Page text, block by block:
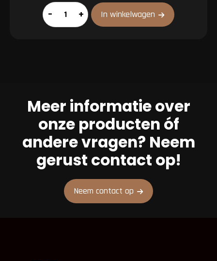
Mergpijp
aantal
– + In winkelwagen
Meer informatie over
onze producten óf
andere vragen? Neem
gerust contact op!
Neem contact op